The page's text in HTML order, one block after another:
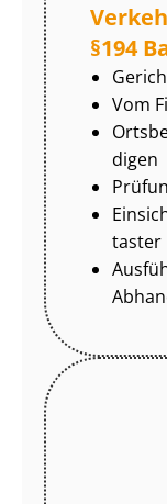
§194
Vom
di­gen
tas­ter